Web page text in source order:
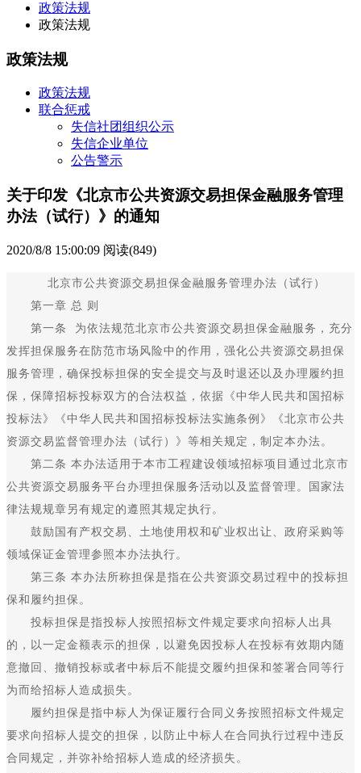
政策法规
政策法规
政策法规
政策法规
联合惩戒
失信社团组织公示
失信企业单位
公告警示
关于印发《北京市公共资源交易担保金融服务管理
办法（试行）》的通知
2020/8/8 15:00:09 阅读(849)
北京市公共资源交易担保金融服务管理办法（试行）
第一章 总 则
第一条 为依法规范北京市公共资源交易担保金融服务，充分
发挥担保服务在防范市场风险中的作用，强化公共资源交易担保
服务管理，确保投标担保的安全提交与及时退还以及办理履约担
保，保障招标投标双方的合法权益，依据《中华人民共和国招标
投标法》《中华人民共和国招标投标法实施条例》《北京市公共
资源交易监督管理办法（试行）》等相关规定，制定本办法。
第二条 本办法适用于本市工程建设领域招标项目通过北京市
公共资源交易服务平台办理担保服务活动以及监督管理。国家法
律法规规章另有规定的遵照其规定执行。
鼓励国有产权交易、土地使用权和矿业权出让、政府采购等
领域保证金管理参照本办法执行。
第三条 本办法所称担保是指在公共资源交易过程中的投标担
保和履约担保。
投标担保是指投标人按照招标文件规定要求向招标人出具
的，以一定金额表示的担保，以避免因投标人在投标有效期内随
意撤回、撤销投标或者中标后不能提交履约担保和签署合同等行
为而给招标人造成损失。
履约担保是指中标人为保证履行合同义务按照招标文件规定
要求向招标人提交的担保，以防止中标人在合同执行过程中违反
合同规定，并弥补给招标人造成的经济损失。